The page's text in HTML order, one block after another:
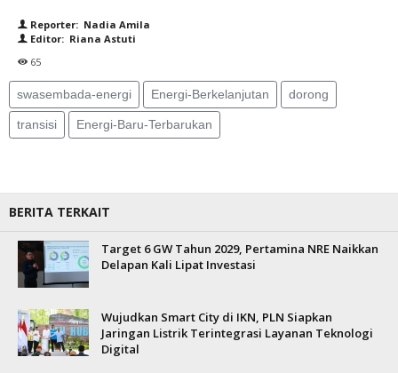
Reporter: Nadia Amila
Editor: Riana Astuti
65
swasembada-energi Energi-Berkelanjutan dorong
transisi Energi-Baru-Terbarukan
BERITA TERKAIT
Target 6 GW Tahun 2029, Pertamina NRE Naikkan
Delapan Kali Lipat Investasi
Wujudkan Smart City di IKN, PLN Siapkan
Jaringan Listrik Terintegrasi Layanan Teknologi
Digital